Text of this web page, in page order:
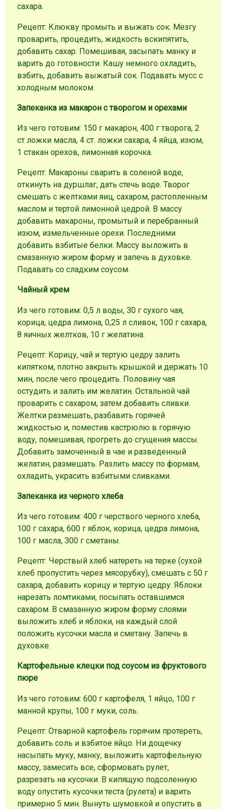
сахара.
Рецепт: Клюкву промыть и выжать сок. Мезгу
проварить, процедить, жидкость вскипятить,
добавить сахар. Помешивая, засыпать манку и
варить до готовности. Кашу немного охладить,
взбить, добавить выжатый сок. Подавать мусс с
холодным молоком.
Запеканка из макарон с творогом и орехами
Из чего готовим: 150 г макарон, 400 г творога, 2
ст ложки масла, 4 ст. ложки сахара, 4 яйца, изюм,
1 стакан орехов, лимонная корочка.
Рецепт: Макароны сварить в соленой воде,
откинуть на дуршлаг, дать стечь воде. Творог
смешать с желтками яиц, сахаром, растопленным
маслом и тертой лимонной цедрой. В массу
добавить макароны, промытый и перебранный
изюм, измельченные орехи. Последними
добавить взбитые белки. Массу выложить в
смазанную жиром форму и запечь в духовке.
Подавать со сладким соусом.
Чайный крем
Из чего готовим: 0,5 л воды, 30 г сухого чая,
корица, цедра лимона, 0,25 л сливок, 100 г сахара,
8 яичных желтков, 10 г желатина.
Рецепт: Корицу, чай и тертую цедру залить
кипятком, плотно закрыть крышкой и держать 10
мин, после чего процедить. Половину чая
остудить и залить им желатин. Остальной чай
проварить с сахаром, затем добавить сливки.
Желтки размешать, разбавить горячей
жидкостью и, поместив кастрюлю в горячую
воду, помешивая, прогреть до сгущения массы.
Добавить замоченный в чае и разведенный
желатин, размешать. Разлить массу по формам,
охладить, украсить взбитыми сливками.
Запеканка из черного хлеба
Из чего готовим: 400 г черствого черного хлеба,
100 г сахара, 600 г яблок, корица, цедра лимона,
100 г масла, 300 г сметаны.
Рецепт: Черствый хлеб натереть на терке (сухой
хлеб пропустить через мясорубку), смешать с 50 г
сахара, добавить корицу и тертую цедру. Яблоки
нарезать ломтиками, посыпать оставшимся
сахаром. В смазанную жиром форму слоями
выложить хлеб и яблоки, на каждый слой
положить кусочки масла и сметану. Запечь в
духовке.
Картофельные клецки под соусом из фруктового
пюре
Из чего готовим: 600 г картофеля, 1 яйцо, 100 г
манной крупы, 100 г муки, соль.
Рецепт: Отварной картофель горячим протереть,
добавить соль и взбитое яйцо. Ни дощечку
насыпать муку, манку, выложить картофельную
массу, замесить все, сформовать рулет,
разрезать на кусочки. В кипящую подсоленную
воду опустить кусочки теста (рулета) и варить
примерно 5 мин. Вынуть шумовкой и опустить в